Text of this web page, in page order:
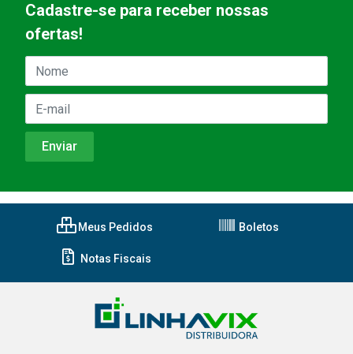
Cadastre-se para receber nossas
ofertas!
Meus Pedidos Boletos
Notas Fiscais